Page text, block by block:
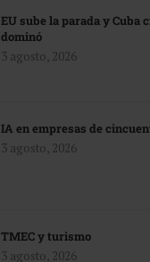
EU sube la parada y Cuba
dominó
3 agosto, 2026
IA en empresas de
3 agosto, 2026
TMEC y turismo
3 agosto, 2026